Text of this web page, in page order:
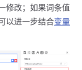
修改；如果词条值
以进一步结合变量